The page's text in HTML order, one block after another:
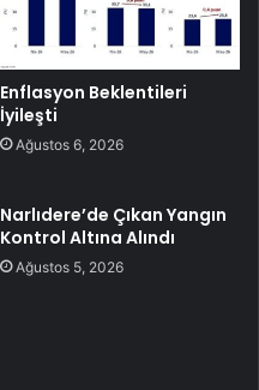
Enflasyon Beklentileri
İyileşti
Ağustos 6, 2026
Narlıdere’de Çıkan Yangın
Kontrol Altına Alındı
Ağustos 5, 2026